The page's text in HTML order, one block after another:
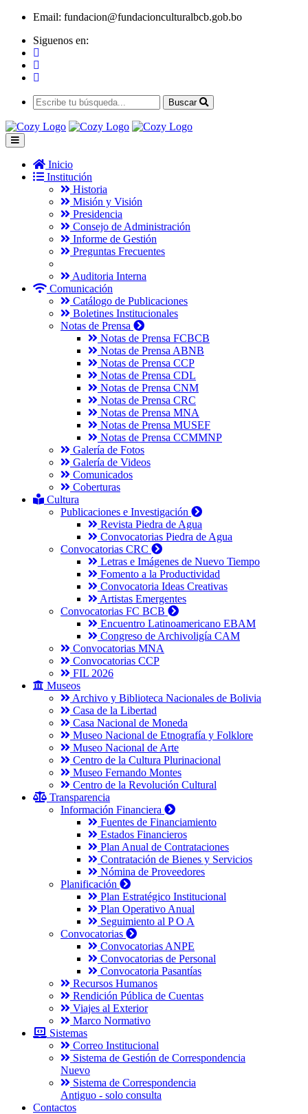
Email: fundacion@fundacionculturalbcb.gob.bo
Siguenos en:
Buscar
Inicio
Institución
Historia
Misión y Visión
Presidencia
Consejo de Administración
Informe de Gestión
Preguntas Frecuentes
Auditoria Interna
Comunicación
Catálogo de Publicaciones
Boletines Institucionales
Notas de Prensa
Notas de Prensa FCBCB
Notas de Prensa ABNB
Notas de Prensa CCP
Notas de Prensa CDL
Notas de Prensa CNM
Notas de Prensa CRC
Notas de Prensa MNA
Notas de Prensa MUSEF
Notas de Prensa CCMMNP
Galería de Fotos
Galería de Videos
Comunicados
Coberturas
Cultura
Publicaciones e Investigación
Revista Piedra de Agua
Convocatorias Piedra de Agua
Convocatorias CRC
Letras e Imágenes de Nuevo Tiempo
Fomento a la Productividad
Convocatoria Ideas Creativas
Artistas Emergentes
Convocatorias FC BCB
Encuentro Latinoamericano EBAM
Congreso de Archivoligía CAM
Convocatorias MNA
Convocatorias CCP
FIL 2026
Museos
Archivo y Biblioteca Nacionales de Bolivia
Casa de la Libertad
Casa Nacional de Moneda
Museo Nacional de Etnografía y Folklore
Museo Nacional de Arte
Centro de la Cultura Plurinacional
Museo Fernando Montes
Centro de la Revolución Cultural
Transparencia
Información Financiera
Fuentes de Financiamiento
Estados Financieros
Plan Anual de Contrataciones
Contratación de Bienes y Servicios
Nómina de Proveedores
Planificación
Plan Estratégico Institucional
Plan Operativo Anual
Seguimiento al P O A
Convocatorias
Convocatorias ANPE
Convocatorias de Personal
Convocatoria Pasantías
Recursos Humanos
Rendición Pública de Cuentas
Viajes al Exterior
Marco Normativo
Sistemas
Correo Institucional
Sistema de Gestión de Correspondencia
Nuevo
Sistema de Correspondencia
Antiguo - solo consulta
Contactos